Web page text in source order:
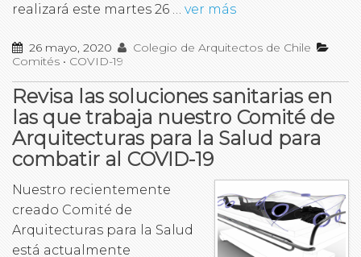
realizará este martes 26 … ver más
26 mayo, 2020
Colegio de Arquitectos de Chile
Comités • COVID-19
Revisa las soluciones sanitarias en
las que trabaja nuestro Comité de
Arquitecturas para la Salud para
combatir al COVID-19
Nuestro recientemente
creado Comité de
Arquitecturas para la Salud
está actualmente